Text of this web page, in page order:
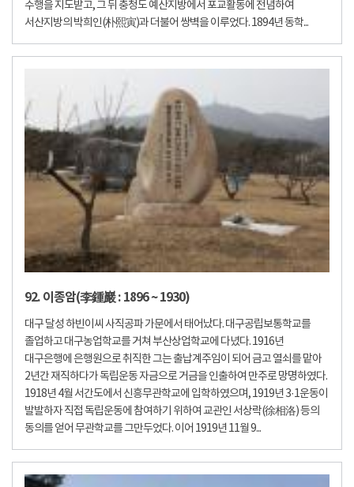
수행을 지도받고, 그 뒤 충청도 예산지방에서 포교활동에 전념하여
서산지방의 박희인(朴熙寅)과 더불어 쌍벽을 이루었다. 1894년 동학...
92. 이종암(李鍾巖 : 1896 ~ 1930)
대구 달성 하빈이씨 사직공파 가문에서 태어났다. 대구공립보통학교를
졸업하고 대구농업학교를 거쳐 부산상업학교에 다녔다. 1916년
대구은행에 은행원으로 취직한 그는 출납계주임이 되어 금고 열쇠를 맡아
2년간 재직하다가 독립운동 자금으로 거금을 인출하여 만주로 망명하였다.
1918년 4월 서간도에서 신흥무관학교에 입학하였으며, 1919년 3·1운동이
발발하자 직접 독립운동에 참여하기 위하여 교관인 서상락(徐相洛) 등의
동의를 얻어 무관학교를 그만두었다. 이어 1919년 11월 9...